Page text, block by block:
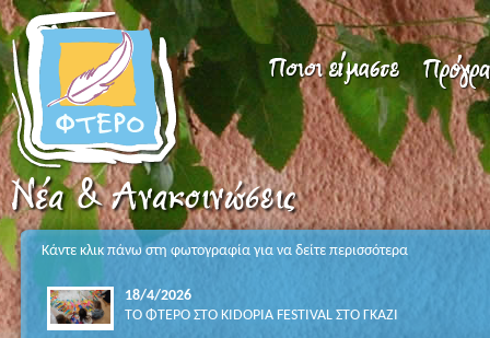
Κάντε κλικ πάνω στη φωτογραφία για να δείτε περισσότερα
18/4/2026
ΤΟ ΦΤΕΡΟ ΣΤΟ KIDOPIA FESTIVAL ΣΤΟ ΓΚΑΖΙ